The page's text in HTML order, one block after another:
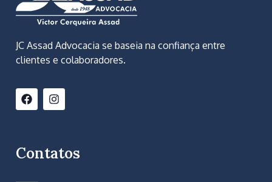
JC Assad Advocacia se baseia na confiança entre
clientes e colaboradores.
Contatos